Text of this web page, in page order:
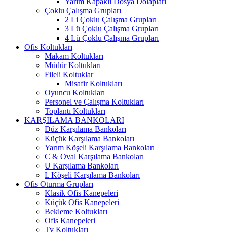
Çoklu Çalışma Grupları
2 Li Çoklu Çalışma Grupları
3 Lü Çoklu Çalışma Grupları
4 Lü Çoklu Çalışma Grupları
Ofis Koltukları
Makam Koltukları
Müdür Koltukları
Fileli Koltuklar
Misafir Koltukları
Oyuncu Koltukları
Personel ve Çalışma Koltukları
Toplantı Koltukları
KARŞILAMA BANKOLARI
Düz Karşılama Bankoları
Küçük Karşılama Bankoları
Yarım Köşeli Karşılama Bankoları
C & Oval Karşılama Bankoları
U Karşılama Bankoları
L Köşeli Karşılama Bankoları
Ofis Oturma Grupları
Klasik Ofis Kanepeleri
Küçük Ofis Kanepeleri
Bekleme Koltukları
Ofis Kanepeleri
Tv Koltukları